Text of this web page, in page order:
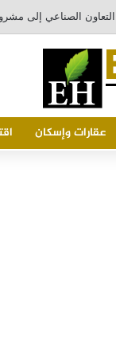
عقارات وإسكان